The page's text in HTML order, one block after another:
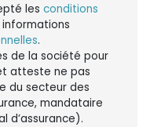
les conditions
.
de la société pour
atteste ne pas
du secteur des
mandataire
d’assurance).